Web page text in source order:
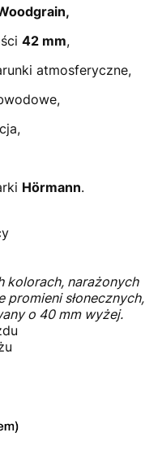
42 mm,
atmosferyczne,
Hörmann.
kolorach, narażonych
promieni słonecznych,
o 40 mm wyżej.